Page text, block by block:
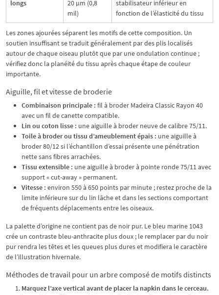
longs
20 μm (0,8
mil)
stabilisateur inférieur en
fonction de l’élasticité du tissu
Les zones ajourées séparent les motifs de cette composition. Un
soutien insuffisant se traduit généralement par des plis localisés
autour de chaque oiseau plutôt que par une ondulation continue ;
vérifiez donc la planéité du tissu après chaque étape de couleur
importante.
Aiguille, fil et vitesse de broderie
Combinaison principale : fil à broder Madeira Classic Rayon 40
avec un fil de canette compatible.
Lin ou coton lisse : une aiguille à broder neuve de calibre 75/11.
Toile à broder ou tissu d’ameublement épais : une aiguille à
broder 80/12 si l’échantillon d’essai présente une pénétration
nette sans fibres arrachées.
Tissu extensible : une aiguille à broder à pointe ronde 75/11 avec
support « cut-away » permanent.
Vitesse : environ 550 à 650 points par minute ; restez proche de la
limite inférieure sur du lin lâche et dans les sections comportant
de fréquents déplacements entre les oiseaux.
La palette d’origine ne contient pas de noir pur. Le bleu marine 1043
crée un contraste bleu-anthracite plus doux ; le remplacer par du noir
pur rendra les têtes et les queues plus dures et modifiera le caractère
de l’illustration hivernale.
Méthodes de travail pour un arbre composé de motifs distincts
Marquez l’axe vertical avant de placer la napkin dans le cerceau.